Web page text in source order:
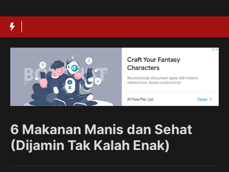
ke
6 Makanan Manis dan Sehat
(Dijamin Tak Kalah Enak)